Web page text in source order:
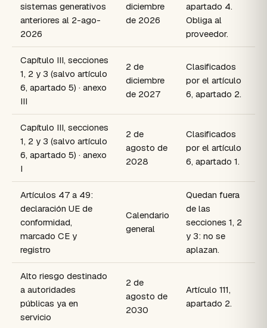
sistemas generativos
anteriores al 2-ago-
2026
diciembre
de 2026
apartado 4.
Obliga al
proveedor.
Capítulo III, secciones
1, 2 y 3 (salvo artículo
6, apartado 5) · anexo
III
2 de
diciembre
de 2027
Clasificados
por el artículo
6, apartado 2.
Capítulo III, secciones
1, 2 y 3 (salvo artículo
6, apartado 5) · anexo
I
2 de
agosto de
2028
Clasificados
por el artículo
6, apartado 1.
Artículos 47 a 49:
declaración UE de
conformidad,
marcado CE y
registro
Calendario
general
Quedan fuera
de las
secciones 1, 2
y 3: no se
aplazan.
Alto riesgo destinado
a autoridades
públicas ya en
servicio
2 de
agosto de
2030
Artículo 111,
apartado 2.